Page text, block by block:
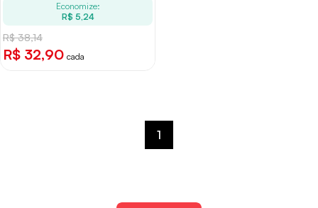
Economize:
R$ 5,24
R$ 38,14
R$ 32,90 cada
1